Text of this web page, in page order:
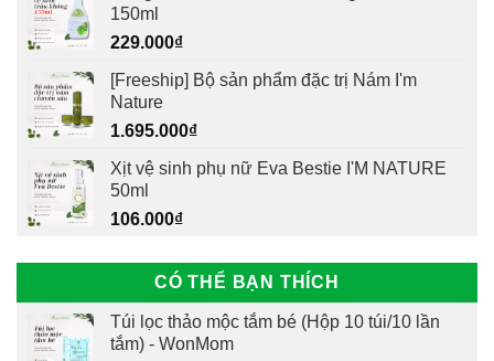
150ml
229.000₫
[Freeship] Bộ sản phẩm đặc trị Nám I'm
Nature
1.695.000₫
Xịt vệ sinh phụ nữ Eva Bestie I'M NATURE
50ml
106.000₫
CÓ THỂ BẠN THÍCH
Túi lọc thảo mộc tắm bé (Hộp 10 túi/10 lần
tắm) - WonMom